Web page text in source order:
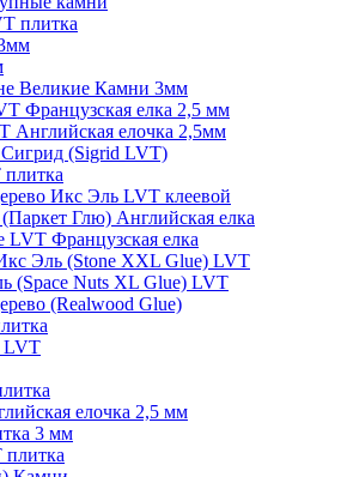
плитка
Великие Камни 3мм
Французская елка 2,5 мм
Английская елочка 2,5мм
Сигрид (Sigrid LVT)
Икс Эль LVT клеевой
Глю) Английская елка
LVT Французская елка
Эль (Stone XXL Glue) LVT
(Space Nuts XL Glue) LVT
(Realwood Glue)
LVT
елочка 2,5 мм
3 мм
плитка